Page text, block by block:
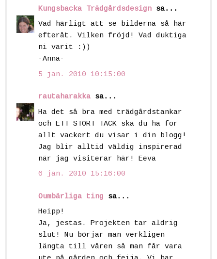
Kungsbacka Trädgårdsdesign sa...
Vad härligt att se bilderna så här
efteråt. Vilken fröjd! Vad duktiga
ni varit :))
-Anna-
5 jan. 2010 10:15:00
rautaharakka sa...
Ha det så bra med trädgårdstankar
och ETT STORT TACK ska du ha för
allt vackert du visar i din blogg!
Jag blir alltid väldig inspirerad
när jag visiterar här! Eeva
6 jan. 2010 15:16:00
Oumbärliga ting sa...
Heipp!
Ja, jestas. Projekten tar aldrig
slut! Nu börjar man verkligen
längta till våren så man får vara